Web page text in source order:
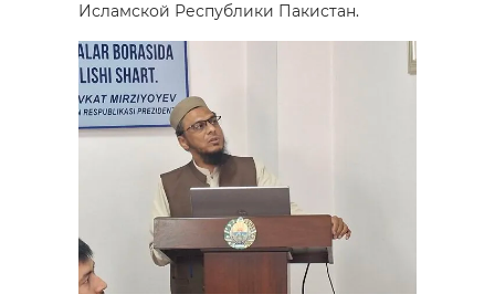
Исламской Республики Пакистан.